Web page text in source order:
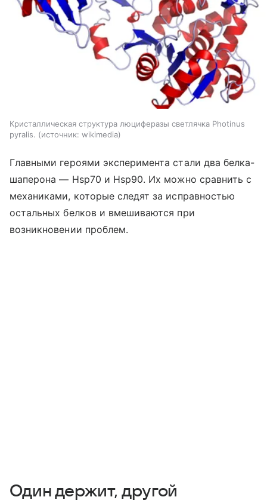
Кристаллическая структура люциферазы светлячка Photinus
pyralis.
источник: wikimedia
Главными героями эксперимента стали два белка-
шаперона — Hsp70 и Hsp90. Их можно сравнить с
механиками, которые следят за исправностью
остальных белков и вмешиваются при
возникновении проблем.
Один держит, другой